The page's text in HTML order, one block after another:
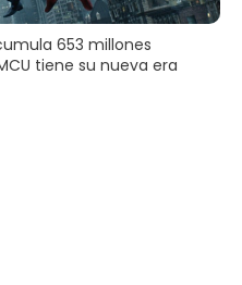
653 millones
tiene su nueva era